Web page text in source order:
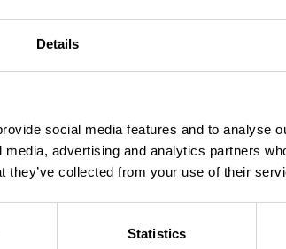
Details
social media features and to analyse
advertising and analytics partners
they’ve collected from your use of their
Statistics